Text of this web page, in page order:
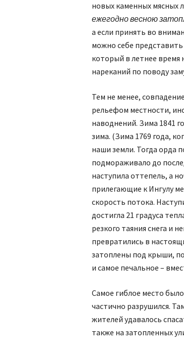
новых каменных мясных
ежегодно весною
а если принять во
можно себе
который в летнее время
нареканий по поводу
Тем не менее,
рельефом местности,
наводнений. Зима 1841
зима. (Зима 1769 года,
наши земли. Тогда орда
подмораживало до
наступила оттепель, а
прилегающие к Ингулу
скорость потока.
достигла 21 градуса
резкого таяния снега и
превратились в
затоплены под крыши,
и самое печальное –
Самое гиблое место
частично разрушился.
жителей удавалось
также на затопленных